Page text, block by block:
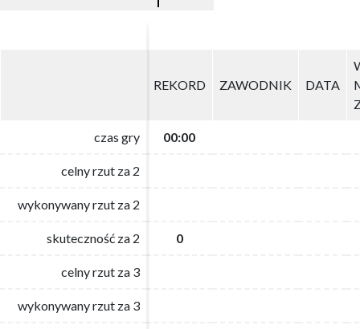
REKORD ZAWODNIK DATA
czas gry 00:00
celny rzut za 2
wykonywany rzut za 2
skuteczność za 2 0
celny rzut za 3
wykonywany rzut za 3
REKORD ZAWODNIK DATA
czas gry 00:00
celny rzut za 2
wykonywany rzut za 2
skuteczność za 2 0
celny rzut za 3
wykonywany rzut za 3